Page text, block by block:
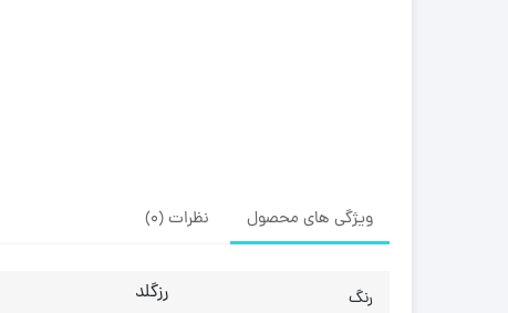
ویژگی های محصول نظرات (0)
رنگ رزگلد